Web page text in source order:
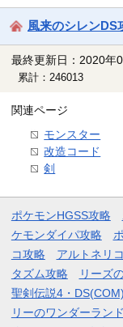
風来のシレンDS
最終更新日：2020年
累計：246013
関連ページ
モンスター
改造コード
剣
ポケモンHGSS攻略
ケモンダイパ攻略
コ攻略
アルトネリ
タズム攻略
リーズ
聖剣伝説4・
リーのワンダーラン